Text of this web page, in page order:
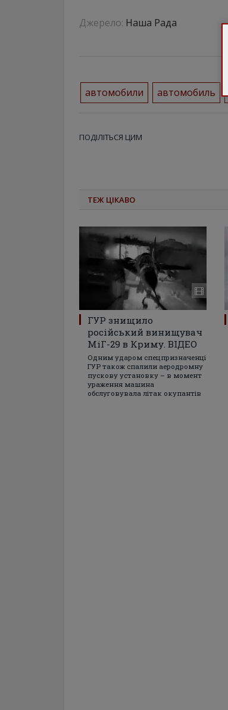
Джерело: Наша Рада
автомобили автомобиль
ПОДІЛІТЬСЯ ЦИМ
ТЕЖ ЦІКАВО
ГУР знищило
російський винищувач
МіГ-29 в Криму. ВІДЕО
Одним ударом спецпризначенці
ГУР також спалили аеродромну
пускову установку – в момент
ураження машина
обслуговувала літак окупантів